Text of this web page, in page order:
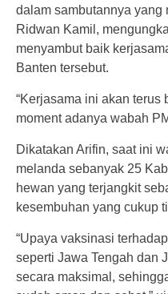
dalam sambutannya yang
Ridwan Kamil,
menyambut baik
Banten tersebut.
“Kerjasama ini akan terus
moment adanya wabah
Dikatakan Arifin, saat ini
melanda sebanyak 25
hewan yang terjangkit
kesembuhan yang cukup
“Upaya vaksinasi
seperti Jawa Tengah dan
secara maksimal,